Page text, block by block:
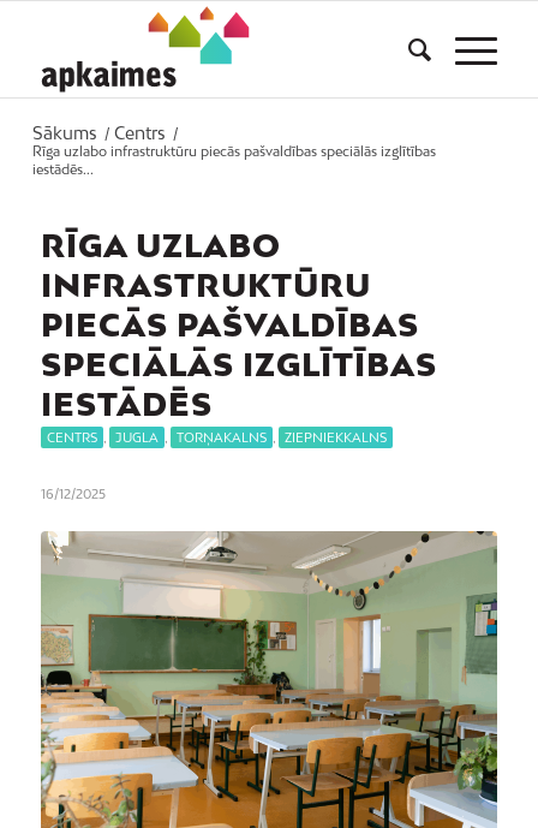
Sākums / Centrs
/
Rīga uzlabo infrastruktūru piecās pašvaldības speciālās izglītības
iestādēs...
RĪGA UZLABO
INFRASTRUKTŪRU
PIECĀS PAŠVALDĪBAS
SPECIĀLĀS IZGLĪTĪBAS
IESTĀDĒS
CENTRS JUGLA TORŅAKALNS ZIEPNIEKKALNS
16/12/2025